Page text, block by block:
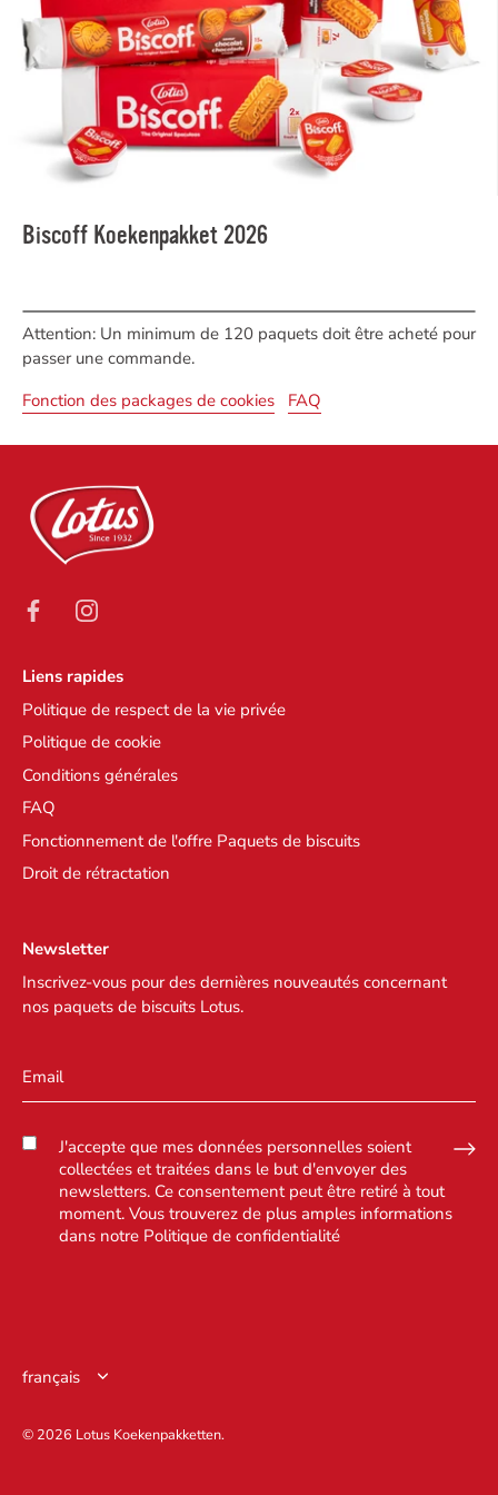
Biscoff Koekenpakket 2026
Attention: Un minimum de 120 paquets doit être acheté pour
passer une commande.
Fonction des packages de cookies
FAQ
Liens rapides
Politique de respect de la vie privée
Politique de cookie
Conditions générales
FAQ
Fonctionnement de l'offre Paquets de biscuits
Droit de rétractation
Newsletter
Inscrivez-vous pour des dernières nouveautés concernant
nos paquets de biscuits Lotus.
J'accepte que mes données personnelles soient
collectées et traitées dans le but d'envoyer des
newsletters. Ce consentement peut être retiré à tout
moment. Vous trouverez de plus amples informations
dans notre Politique de confidentialité
Langue
français
© 2026 Lotus Koekenpakketten.